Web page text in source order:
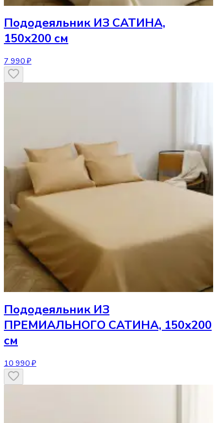
Пододеяльник ИЗ САТИНА,
150х200 см
7 990 ₽
Пододеяльник ИЗ
ПРЕМИАЛЬНОГО САТИНА, 150х200
см
10 990 ₽